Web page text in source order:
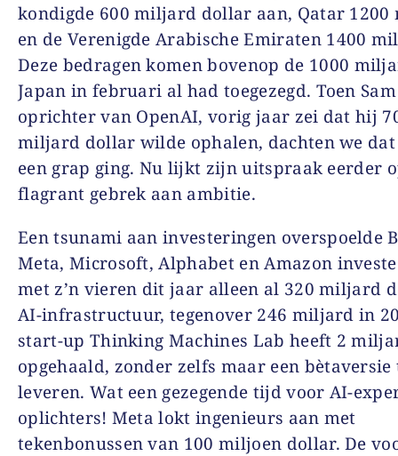
kondigde 600 miljard dollar aan, Qatar
en de Verenigde Arabische Emiraten 1400
Deze bedragen komen bovenop de 1000
Japan in februari al had toegezegd. Toen
oprichter van OpenAI, vorig jaar zei dat hij
miljard dollar wilde ophalen, dachten we
een grap ging. Nu lijkt zijn uitspraak eerder
flagrant gebrek aan ambitie.
Een tsunami aan investeringen overspoelde
Meta, Microsoft, Alphabet en Amazon
met z’n vieren dit jaar alleen al 320 miljard
AI-infrastructuur, tegenover 246 miljard in
start-up Thinking Machines Lab heeft 2
opgehaald, zonder zelfs maar een bètaversie
leveren. Wat een gezegende tijd voor AI-
oplichters! Meta lokt ingenieurs aan met
tekenbonussen van 100 miljoen dollar. De